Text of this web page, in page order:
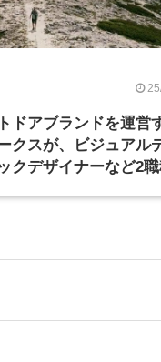
ドアブランドを運営
クスが、ビジュアル
クデザイナーなど2職